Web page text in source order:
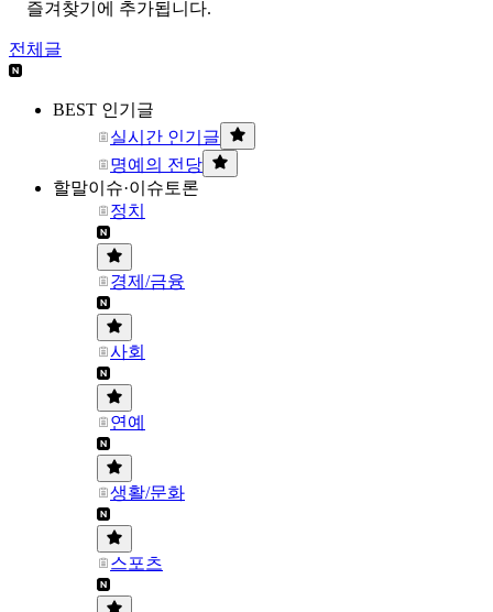
즐겨찾기에 추가됩니다.
전체글
BEST 인기글
실시간 인기글
명예의 전당
할말이슈·이슈토론
정치
경제/금융
사회
연예
생활/문화
스포츠